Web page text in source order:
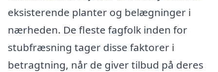
eksisterende planter og belægninger i
nærheden. De fleste fagfolk inden for
stubfræsning tager disse faktorer i
betragtning, når de giver tilbud på deres